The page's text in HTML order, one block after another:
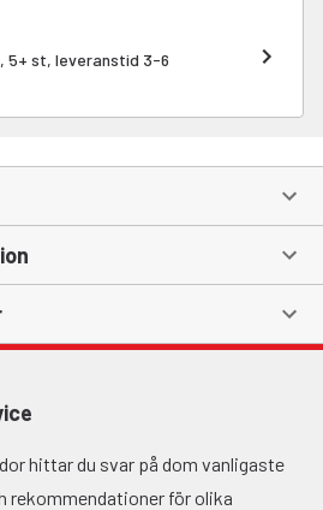
5+ st, leveranstid 3-6
hittar du svar på dom vanligaste
rekommendationer för olika